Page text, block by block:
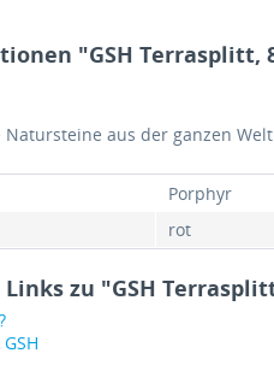
"GSH Terrasplitt,
aus der ganzen
Porphyr
rot
zu "GSH